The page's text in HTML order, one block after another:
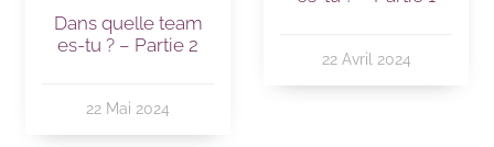
Dans quelle team
es-tu ? – Partie 2
22 Mai 2024
22 Avril 2024